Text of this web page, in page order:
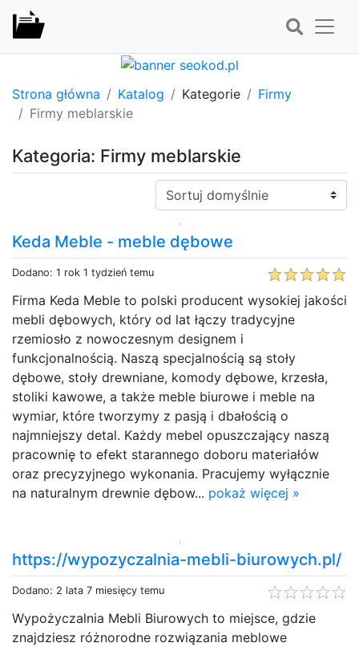
Strona główna Katalog Kategorie
Firmy
Firmy meblarskie
Kategoria: Firmy meblarskie
Sortuj:
Keda Meble - meble dębowe
Dodano: 1 rok 1 tydzień temu
Firma Keda Meble to polski producent wysokiej jakości
mebli dębowych, który od lat łączy tradycyjne
rzemiosło z nowoczesnym designem i
funkcjonalnością. Naszą specjalnością są stoły
dębowe, stoły drewniane, komody dębowe, krzesła,
stoliki kawowe, a także meble biurowe i meble na
wymiar, które tworzymy z pasją i dbałością o
najmniejszy detal. Każdy mebel opuszczający naszą
pracownię to efekt starannego doboru materiałów
oraz precyzyjnego wykonania. Pracujemy wyłącznie
na naturalnym drewnie dębow... pokaż więcej »
https://wypozyczalnia-mebli-biurowych.pl/
Dodano: 2 lata 7 miesięcy temu
Wypożyczalnia Mebli Biurowych to miejsce, gdzie
znajdziesz różnorodne rozwiązania meblowe